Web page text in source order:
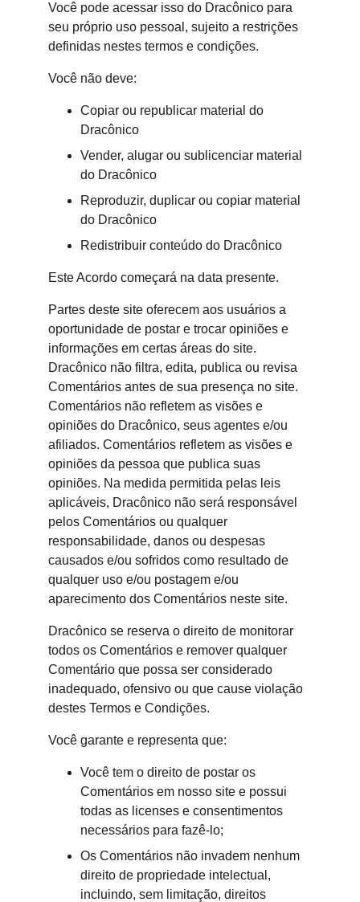
Você pode acessar isso do Dracônico para
seu próprio uso pessoal, sujeito a restrições
definidas nestes termos e condições.
Você não deve:
Copiar ou republicar material do
Dracônico
Vender, alugar ou sublicenciar material
do Dracônico
Reproduzir, duplicar ou copiar material
do Dracônico
Redistribuir conteúdo do Dracônico
Este Acordo começará na data presente.
Partes deste site oferecem aos usuários a
oportunidade de postar e trocar opiniões e
informações em certas áreas do site.
Dracônico não filtra, edita, publica ou revisa
Comentários antes de sua presença no site.
Comentários não refletem as visões e
opiniões do Dracônico, seus agentes e/ou
afiliados. Comentários refletem as visões e
opiniões da pessoa que publica suas
opiniões. Na medida permitida pelas leis
aplicáveis, Dracônico não será responsável
pelos Comentários ou qualquer
responsabilidade, danos ou despesas
causados e/ou sofridos como resultado de
qualquer uso e/ou postagem e/ou
aparecimento dos Comentários neste site.
Dracônico se reserva o direito de monitorar
todos os Comentários e remover qualquer
Comentário que possa ser considerado
inadequado, ofensivo ou que cause violação
destes Termos e Condições.
Você garante e representa que:
Você tem o direito de postar os
Comentários em nosso site e possui
todas as licenses e consentimentos
necessários para fazê-lo;
Os Comentários não invadem nenhum
direito de propriedade intelectual,
incluindo, sem limitação, direitos